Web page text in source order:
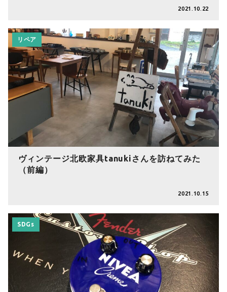
2021.10.22
ヴィンテージ北欧家具tanukiさんを訪ねてみた
（前編）
2021.10.15
リペア
SDGs